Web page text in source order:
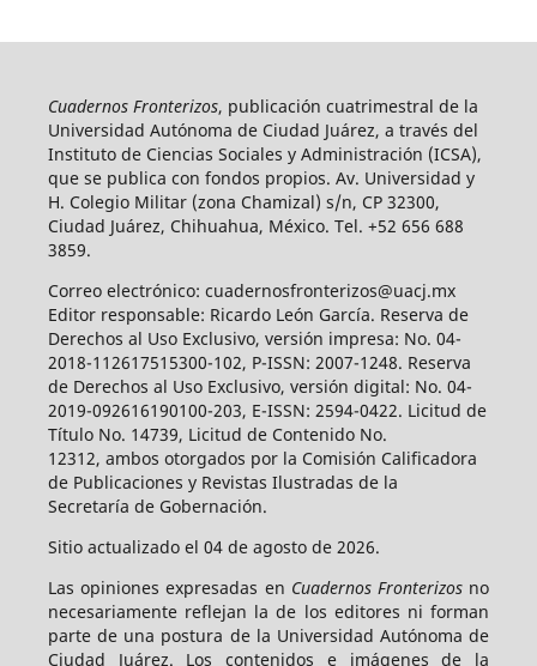
Cuadernos Fronterizos, publicación cuatrimestral de la
Universidad Autónoma de Ciudad Juárez, a través del
Instituto de Ciencias Sociales y Administración (ICSA),
que se publica con fondos propios. Av. Universidad y
H. Colegio Militar (zona Chamizal) s/n, CP 32300,
Ciudad Juárez, Chihuahua, México. Tel. +52 656 688
3859.
Correo electrónico: cuadernosfronterizos@uacj.mx
Editor responsable: Ricardo León García. Reserva de
Derechos al Uso Exclusivo, versión impresa: No. 04-
2018-112617515300-102, P-ISSN: 2007-1248. Reserva
de Derechos al Uso Exclusivo, versión digital: No. 04-
2019-092616190100-203, E-ISSN: 2594-0422. Licitud de
Título No. 14739, Licitud de Contenido No.
12312, ambos otorgados por la Comisión Calificadora
de Publicaciones y Revistas Ilustradas de la
Secretaría de Gobernación.
Sitio actualizado el 04 de agosto de 2026.
Las opiniones expresadas en Cuadernos Fronterizosno
necesariamente reflejan la de los editores ni forman
parte de una postura de la Universidad Autónoma de
Ciudad Juárez. Los contenidos e imágenes de la